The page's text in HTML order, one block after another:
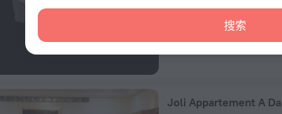
搜索
Joli Appartement A